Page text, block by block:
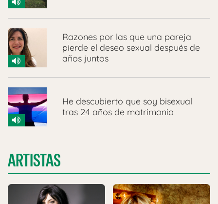
Razones por las que una pareja
pierde el deseo sexual después de
años juntos
He descubierto que soy bisexual
tras 24 años de matrimonio
ARTISTAS